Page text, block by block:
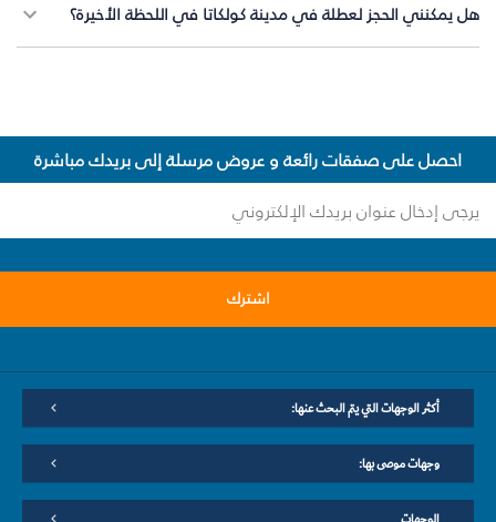
هل يمكنني الحجز لعطلة في مدينة كولكاتا في اللحظة الأخيرة؟
احصل على صفقات رائعة و عروض مرسلة إلى بريدك مباشرة
اشترك
أكثر الوجهات التي يتم البحث عنها:
وجهات موصى بها:
الوجهات